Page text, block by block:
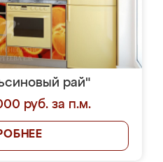
рай"
руб. за п.м.